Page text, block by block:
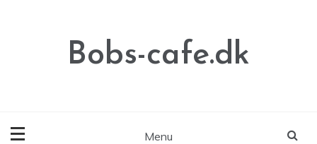
Bobs-cafe.dk
Menu